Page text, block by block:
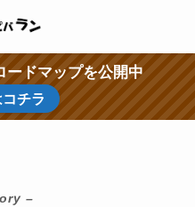
ードマップを公開中
チラ
–